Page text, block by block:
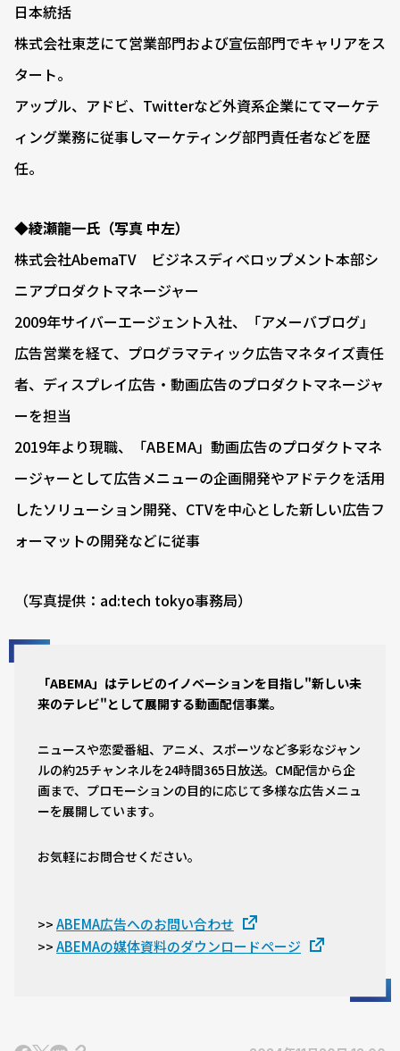
日本統括
株式会社東芝にて営業部門および宣伝部門でキャリアをス
タート。
アップル、アドビ、Twitterなど外資系企業にてマーケテ
ィング業務に従事しマーケティング部門責任者などを歴
任。
◆綾瀬龍一氏（写真 中左）
株式会社AbemaTV ビジネスディベロップメント本部シ
ニアプロダクトマネージャー
2009年サイバーエージェント入社、「アメーバブログ」
広告営業を経て、プログラマティック広告マネタイズ責任
者、ディスプレイ広告・動画広告のプロダクトマネージャ
ーを担当
2019年より現職、「ABEMA」動画広告のプロダクトマネ
ージャーとして広告メニューの企画開発やアドテクを活用
したソリューション開発、CTVを中心とした新しい広告フ
ォーマットの開発などに従事
（写真提供：ad:tech tokyo事務局）
「ABEMA」はテレビのイノベーションを目指し"新しい未
来のテレビ"として展開する動画配信事業。
ニュースや恋愛番組、アニメ、スポーツなど多彩なジャン
ルの約25チャンネルを24時間365日放送。CM配信から企
画まで、プロモーションの目的に応じて多様な広告メニュ
ーを展開しています。
お気軽にお問合せください。
>> ABEMA広告へのお問い合わせ
>> ABEMAの媒体資料のダウンロードページ